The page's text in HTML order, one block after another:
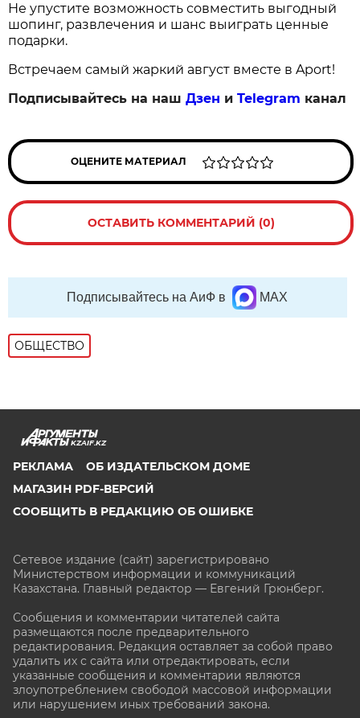
Не упустите возможность совместить выгодный
шопинг, развлечения и шанс выиграть ценные
подарки.
Встречаем самый жаркий август вместе в Aport!
Подписывайтесь на нашДзен иTelegram канал
ОЦЕНИТЕ МАТЕРИАЛ
ОСТАВИТЬ КОММЕНТАРИЙ (0)
Подписывайтесь на АиФ в MAX
ОБЩЕСТВО
KZAIF.KZ
РЕКЛАМА
ОБ ИЗДАТЕЛЬСКОМ ДОМЕ
МАГАЗИН PDF-ВЕРСИЙ
СООБЩИТЬ В РЕДАКЦИЮ ОБ ОШИБКЕ
Сетевое издание (сайт) зарегистрировано
Министерством информации и коммуникаций
Казахстана. Главный редактор — Евгений Грюнберг.
Сообщения и комментарии читателей сайта
размещаются после предварительного
редактирования. Редакция оставляет за собой право
удалить их с сайта или отредактировать, если
указанные сообщения и комментарии являются
злоупотреблением свободой массовой информации
или нарушением иных требований закона.